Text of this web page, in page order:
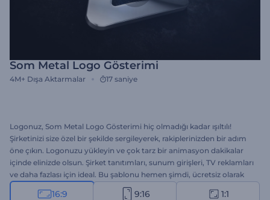
Som Metal Logo Gösterimi
4M+ Dışa Aktarmalar 17 saniye
Logonuz, Som Metal Logo Gösterimi hiç olmadığı kadar ışıltılı!
Şirketinizi size özel bir şekilde sergileyerek, rakiplerinizden bir adım
öne çıkın. Logonuzu yükleyin ve çok tarz bir animasyon dakikalar
içinde elinizde olsun. Şirket tanıtımları, sunum girişleri, TV reklamları
ve daha fazlası için ideal. Bu şablonu hemen şimdi, ücretsiz olarak
deneyin!
16:9 9:16 1:1